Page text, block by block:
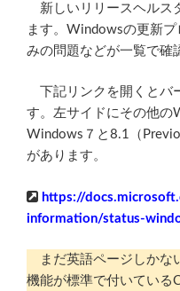
新しいリリースヘルス
ます。Windowsの更新
みの問題などが一覧で確
下記リンクを開くとバ
す。左サイドにその他
Windows７と8.1（
があります。
https://
information/status-
まだ英語ページしかな
機能が標準で付いている